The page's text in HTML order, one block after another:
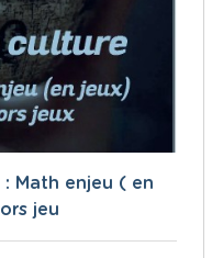
: Math enjeu ( en
jeu